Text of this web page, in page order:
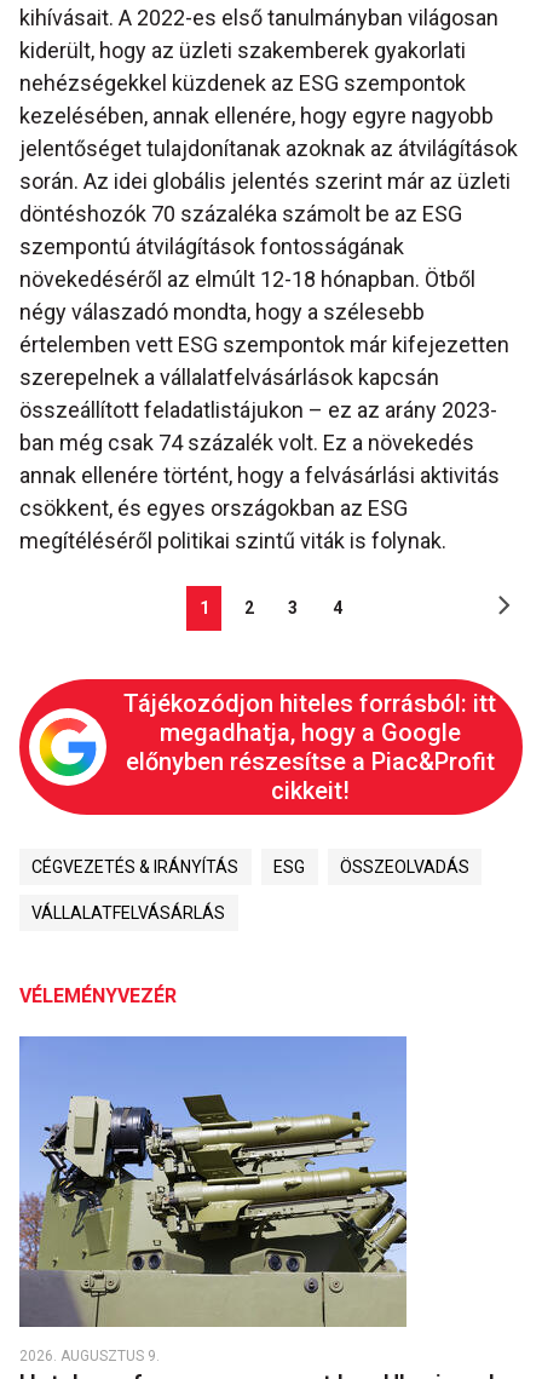
kihívásait. A 2022-es első tanulmányban világosan
kiderült, hogy az üzleti szakemberek gyakorlati
nehézségekkel küzdenek az ESG szempontok
kezelésében, annak ellenére, hogy egyre nagyobb
jelentőséget tulajdonítanak azoknak az átvilágítások
során. Az idei globális jelentés szerint már az üzleti
döntéshozók 70 százaléka számolt be az ESG
szempontú átvilágítások fontosságának
növekedéséről az elmúlt 12-18 hónapban. Ötből
négy válaszadó mondta, hogy a szélesebb
értelemben vett ESG szempontok már kifejezetten
szerepelnek a vállalatfelvásárlások kapcsán
összeállított feladatlistájukon – ez az arány 2023-
ban még csak 74 százalék volt. Ez a növekedés
annak ellenére történt, hogy a felvásárlási aktivitás
csökkent, és egyes országokban az ESG
megítéléséről politikai szintű viták is folynak.
1 2 3 4
Tájékozódjon hiteles forrásból: itt
megadhatja, hogy a Google
előnyben részesítse a Piac&Profit
cikkeit!
CÉGVEZETÉS & IRÁNYÍTÁS ESG ÖSSZEOLVADÁS
VÁLLALATFELVÁSÁRLÁS
VÉLEMÉNYVEZÉR
2026. AUGUSZTUS 9.